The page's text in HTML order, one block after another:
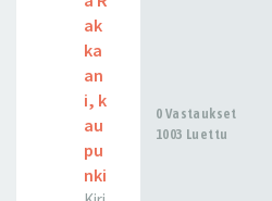
ak
ka
an
i, k
au
pu
nki
0 Vastaukset
1003 Luettu